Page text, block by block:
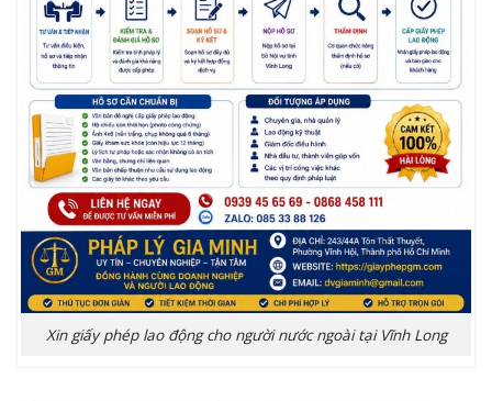
Xin giấy phép lao động cho người nước ngoài tại Vĩnh Long